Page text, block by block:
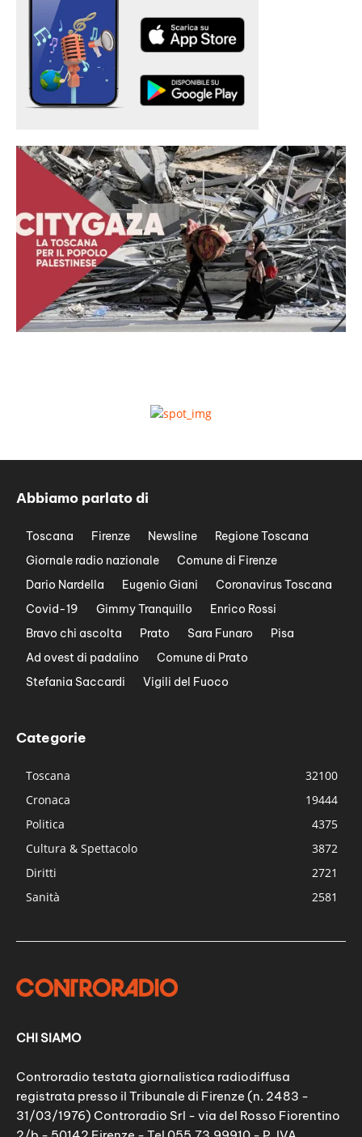
Abbiamo parlato di
Toscana Firenze Newsline
Regione Toscana
Giornale radio nazionale
Comune di Firenze
Dario Nardella
Eugenio Giani
Coronavirus Toscana
Covid-19
Gimmy Tranquillo
Enrico Rossi
Bravo chi ascolta
Prato Sara Funaro
Pisa
Ad ovest di padalino
Comune di Prato
Stefania Saccardi
Vigili del Fuoco
Categorie
Toscana
32100
Cronaca
19444
Politica
4375
Cultura & Spettacolo
3872
Diritti
2721
Sanità
2581
CHI SIAMO
Controradio testata giornalistica radiodiffusa
registrata presso il Tribunale di Firenze (n. 2483 -
31/03/1976) Controradio Srl - via del Rosso Fiorentino